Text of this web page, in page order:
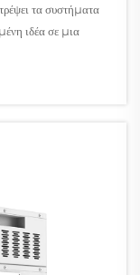
τα συστήματα
ιδέα σε μια
μια αγροτική